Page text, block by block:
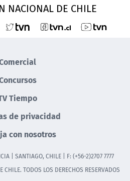
NACIONAL DE CHILE
Tiempo
de privacidad
con nosotros
| SANTIAGO, CHILE | F: (+56-2)2707 7777
TODOS LOS DERECHOS RESERVADOS